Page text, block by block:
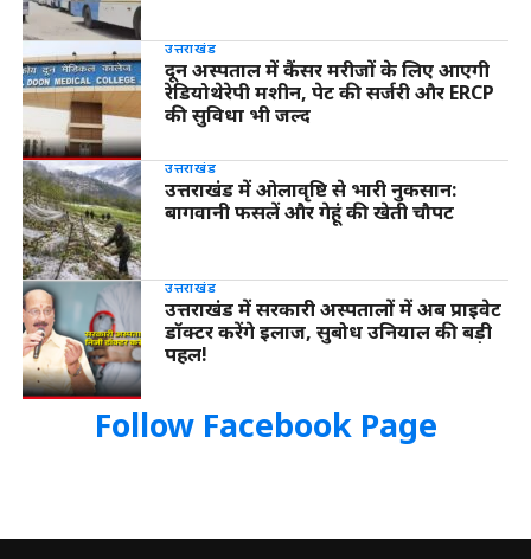
उत्तराखंड
दून अस्पताल में कैंसर मरीजों के लिए आएगी
रेडियोथेरेपी मशीन, पेट की सर्जरी और ERCP
की सुविधा भी जल्द
उत्तराखंड
उत्तराखंड में ओलावृष्टि से भारी नुकसान:
बागवानी फसलें और गेहूं की खेती चौपट
उत्तराखंड
उत्तराखंड में सरकारी अस्पतालों में अब प्राइवेट
डॉक्टर करेंगे इलाज, सुबोध उनियाल की बड़ी
पहल!
Follow Facebook Page